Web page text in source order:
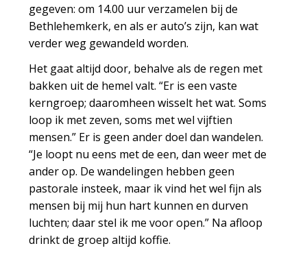
gegeven: om 14.00 uur verzamelen bij de
Bethlehemkerk, en als er auto’s zijn, kan wat
verder weg gewandeld worden.
Het gaat altijd door, behalve als de regen met
bakken uit de hemel valt. “Er is een vaste
kerngroep; daaromheen wisselt het wat. Soms
loop ik met zeven, soms met wel vijftien
mensen.” Er is geen ander doel dan wandelen.
“Je loopt nu eens met de een, dan weer met de
ander op. De wandelingen hebben geen
pastorale insteek, maar ik vind het wel fijn als
mensen bij mij hun hart kunnen en durven
luchten; daar stel ik me voor open.” Na afloop
drinkt de groep altijd koffie.